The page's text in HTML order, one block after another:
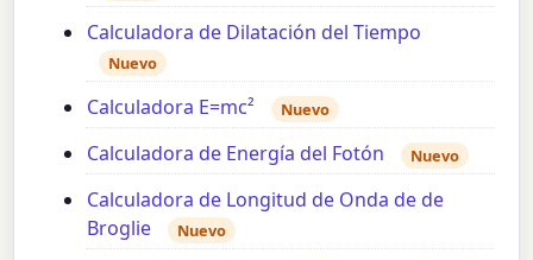
Calculadora de Dilatación del Tiempo
Nuevo
Calculadora E=mc² Nuevo
Calculadora de Energía del Fotón Nuevo
Calculadora de Longitud de Onda de de
Broglie
Nuevo